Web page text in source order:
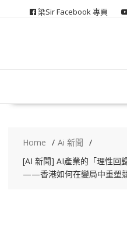
梁Sir Facebook 專頁
Home
Ai 新聞
[AI 新聞] AI產業的「理性回
——香港如何在變局中重塑